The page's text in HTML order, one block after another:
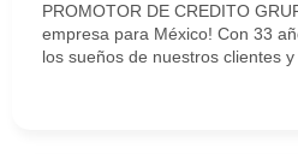
PROMOTOR DE CREDITO
empresa para México! Con 33
los sueños de nuestros clientes y